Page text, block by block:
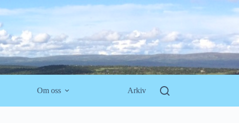
Om oss Arkiv